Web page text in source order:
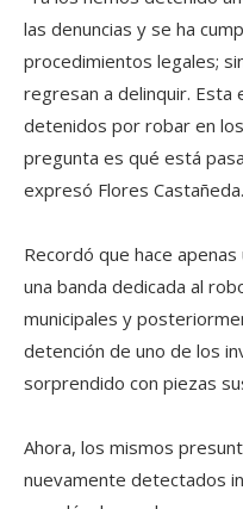
las denuncias y se ha
procedimientos legales;
regresan a delinquir. Esta
detenidos por robar en
pregunta es qué está
expresó Flores Castañeda.
Recordó que hace
una banda dedicada al
municipales y
detención de uno de los
sorprendido con piezas
Ahora, los mismos
nuevamente detectados